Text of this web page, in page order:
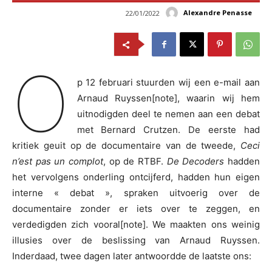
Alexandre Penasse
22/01/2022
O
p 12 februari stuurden wij een e-mail aan
Arnaud Ruyssen[note], waarin wij hem
uitnodigden deel te nemen aan een debat
met Bernard Crutzen. De eerste had
kritiek geuit op de documentaire van de tweede, Ceci
n’est pas un complot, op de RTBF. De Decoders hadden
het vervolgens onderling ontcijferd, hadden hun eigen
interne « debat », spraken uitvoerig over de
documentaire zonder er iets over te zeggen, en
verdedigden zich vooral[note]. We maakten ons weinig
illusies over de beslissing van Arnaud Ruyssen.
Inderdaad, twee dagen later antwoordde de laatste ons: